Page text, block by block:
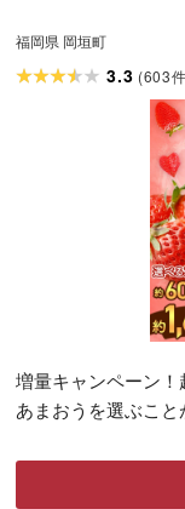
う いちご
下旬発送
福岡県 岡垣町
3.3 (603
増量キャンペーン
あまおうを選ぶこと